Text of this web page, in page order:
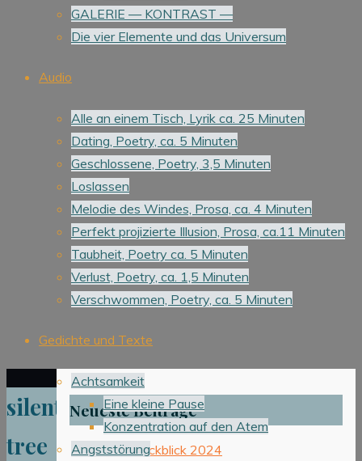
GALERIE — KONTRAST —
Die vier Elemente und das Universum
Audio
Alle an einem Tisch, Lyrik ca. 25 Minuten
Dating, Poetry, ca. 5 Minuten
Geschlossene, Poetry, 3,5 Minuten
Loslassen
Melodie des Windes, Prosa, ca. 4 Minuten
Perfekt projizierte Illusion, Prosa, ca.11 Minuten
Taubheit, Poetry ca. 5 Minuten
Verlust, Poetry, ca. 1,5 Minuten
Verschwommen, Poetry, ca. 5 Minuten
Gedichte und Texte
Achtsamkeit
Eine kleine Pause
Konzentration auf den Atem
Angststörung
silent
tree
Neueste Beiträge
Jahresrückblick 2024